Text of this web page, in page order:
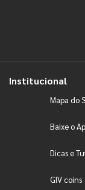
Institucional
Mapa do
Baixe o
Dicas e
GIV coins